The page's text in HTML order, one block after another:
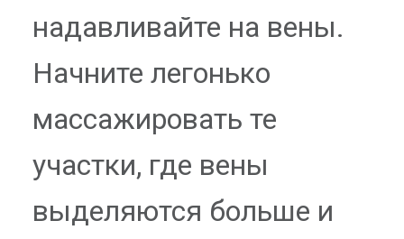
надавливайте на вены.
Начните легонько
массажировать те
участки, где вены
выделяются больше и